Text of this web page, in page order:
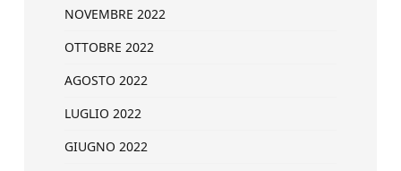
NOVEMBRE 2022
OTTOBRE 2022
AGOSTO 2022
LUGLIO 2022
GIUGNO 2022